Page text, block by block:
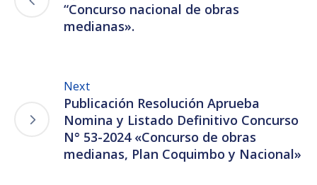
“Concurso nacional de obras
medianas».
Next
Publicación Resolución Aprueba
Nomina y Listado Definitivo Concurso
N° 53-2024 «Concurso de obras
medianas, Plan Coquimbo y Nacional»